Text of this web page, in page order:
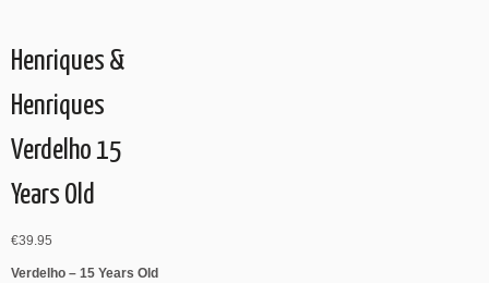
Henriques &
Henriques
Verdelho 15
Years Old
€39.95
Verdelho – 15 Years Old